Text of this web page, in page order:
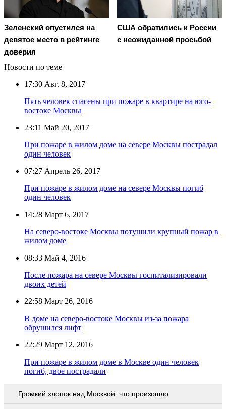
Зеленский опустился на
девятое место в рейтинге
доверия
США обратились к России
с неожиданной просьбой
Новости по теме
17:30 Авг. 8, 2017
Пять человек спасены при пожаре в квартире на юго-
востоке Москвы
23:11 Май 20, 2017
При пожаре в жилом доме на севере Москвы пострадал
один человек
07:27 Апрель 26, 2017
При пожаре в жилом доме на севере Москвы погиб
один человек
14:28 Март 6, 2017
На северо-востоке Москвы потушили крупный пожар в
жилом доме
08:33 Май 4, 2016
После пожара на севере Москвы госпитализировали
двоих детей
22:58 Март 26, 2016
В доме на северо-востоке Москвы из-за пожара
обрушился лифт
22:29 Март 12, 2016
При пожаре в жилом доме в Москве один человек
погиб, двое пострадали
Громкий хлопок над Москвой: что произошло